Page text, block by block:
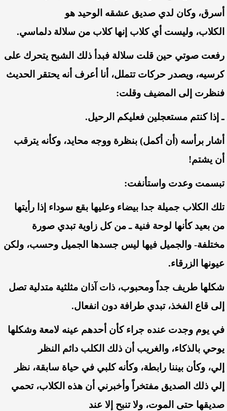
أسرق، وكان لدي صديق عشقه الوحيد هو
الكلاب، وليست أي كلاب إنها كلاب من سلالة دلماسي.
رفعت صوتي حين قلت سلالة فبدأ ذلك الشبح يتحرك على
كرسيه، ويصدر حركات تتملل، أنا أعرف أنه يحتقر
الحديث
فنظرت إلى المضيف وقلت:
ـ إذا كنتم مستعجلين فعليكم الرحيل.
أشار برأسه (أن أكمل) بنظرة ووجه محايد، وكأنه يترقب
أن يشتم!
تبسمت وعدت واستأنفت:
تلك الكلاب جميلة جدا بيضاء وعليها بقع سوداء إذا رأيتها
من بعيد كأنها لوحة فنية ـمن كل زاوية تبدي صورة
مختلفة- والجميل فيها ليس جسدها الجميل وحسب، ولكن
عيونها الزرقاء.
شكلها طريف جداً ومحبوب، ذات آذان مثلثية متدلية تصل
إلى قاع الفخذ،تبدي طرافة دون انفعال.
في يوم وجدت عنده جراء كأن أحدهم عينه لامعة وشكلها
يوحي بالذكاء، والغريب أن ذلك الكلب دائم
النظر
إلي، وكأن بيننا رابطة، وكأنهكلبي في حياة سابقة، نظر
إلي ذلك الصديق مفتخراً وأخبرني أن هذه الكلاب،تحمي
صديقها حتى الموت، ولا تنبح إلا عند